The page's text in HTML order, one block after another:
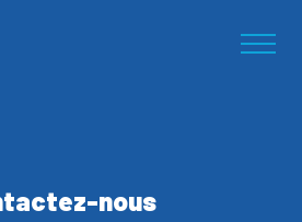
nous